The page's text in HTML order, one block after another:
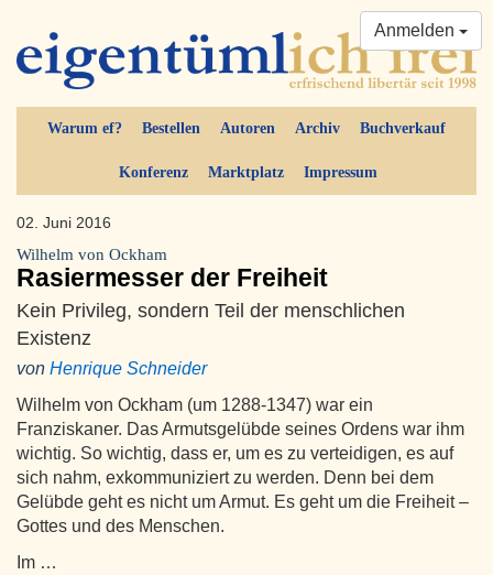
Warum ef? Bestellen Autoren Archiv Buchverkauf
Konferenz Marktplatz Impressum
Anmelden
02. Juni 2016
Wilhelm von Ockham
Rasiermesser der Freiheit
Kein Privileg, sondern Teil der menschlichen
Existenz
von Henrique Schneider
Wilhelm von Ockham (um 1288-1347) war ein
Franziskaner. Das Armutsgelübde seines Ordens war ihm
wichtig. So wichtig, dass er, um es zu verteidigen, es auf
sich nahm, exkommuniziert zu werden. Denn bei dem
Gelübde geht es nicht um Armut. Es geht um die Freiheit –
Gottes und des Menschen.
Im …